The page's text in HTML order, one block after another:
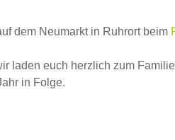
dem Neumarkt in Ruhrort beim
laden euch herzlich zum
in Folge.